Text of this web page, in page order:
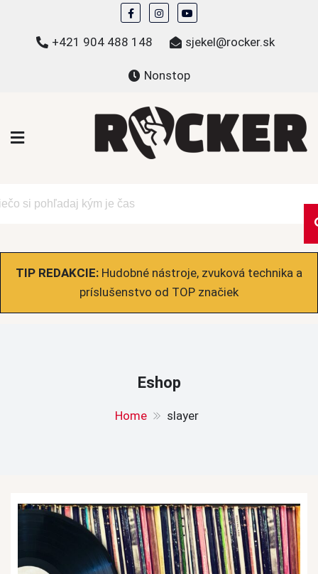
content
+421 904 488 148 sjekel@rocker.sk
Nonstop
TIP REDAKCIE: Hudobné nástroje, zvuková technika a
príslušenstvo od TOP značiek
Eshop
Home slayer